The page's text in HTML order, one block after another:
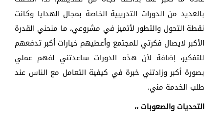
بالعديد من الدورات التدريبية الخاصة بمجال الهدايا وكانت
نقطة التحول والتطور لأتميز في مشروعي، ما منحني القدرة
الأكبر لايصال فكرتي للمجتمع وأعطيهم خيارات أكبر تدفعهم
للتفكير، إضافة لأن هذه الدورات ساعدتني لفهم عملي
بصورة أكبر وزادتني خبرة في كيفية التعامل مع الناس عند
طلب الخدمة مني.
التحديات والصعوبات ،،